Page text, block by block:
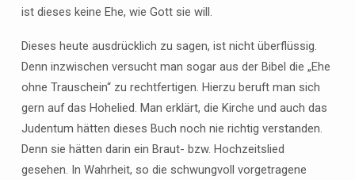
ist dieses keine Ehe, wie Gott sie will.
Dieses heute ausdrücklich zu sagen, ist nicht überflüssig.
Denn inzwischen versucht man sogar aus der Bibel die „Ehe
ohne Trauschein“ zu rechtfertigen. Hierzu beruft man sich
gern auf das Hohelied. Man erklärt, die Kirche und auch das
Judentum hätten dieses Buch noch nie richtig verstanden.
Denn sie hätten darin ein Braut- bzw. Hochzeitslied
gesehen. In Wahrheit, so die schwungvoll vorgetragene